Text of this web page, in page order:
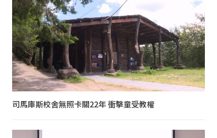
司馬庫斯校舍無照卡關22年 衝擊童受教權